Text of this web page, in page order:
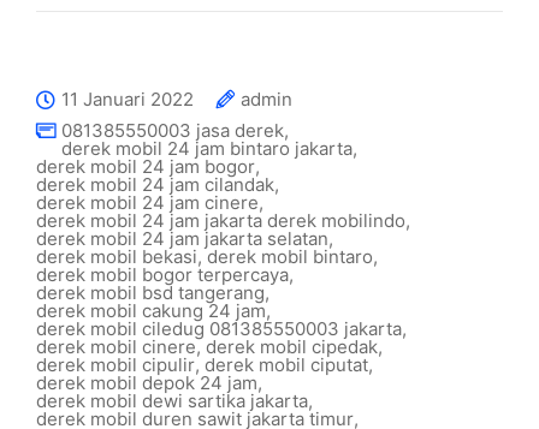
11 Januari 2022
admin
081385550003 jasa derek,
derek mobil 24 jam bintaro jakarta,
derek mobil 24 jam bogor,
derek mobil 24 jam cilandak,
derek mobil 24 jam cinere,
derek mobil 24 jam jakarta derek mobilindo,
derek mobil 24 jam jakarta selatan,
derek mobil bekasi,derek mobil bintaro,
derek mobil bogor terpercaya,
derek mobil bsd tangerang,
derek mobil cakung 24 jam,
derek mobil ciledug 081385550003 jakarta,
derek mobil cinere,derek mobil cipedak,
derek mobil cipulir, derek mobil ciputat,
derek mobil depok 24 jam,
derek mobil dewi sartika jakarta,
derek mobil duren sawit jakarta timur,